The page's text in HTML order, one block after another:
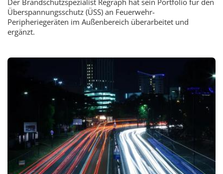
Überspannungsschutz (ÜSS) an Feuerwehr-
Peripheriegeräten im Außenbereich überarbeitet und
ergänzt.